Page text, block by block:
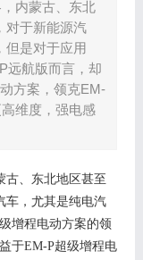
内蒙古、东北
对于新能源汽
但是对于应用
远航版而言，却
方案，领克EM-
维度，强电感
古、东北地区甚至
车，尤其是纯电汽
增程电动方案的领
于EM-P超级增程电